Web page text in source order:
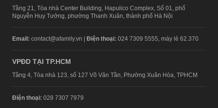
Tầng 21, Tòa nhà Center Building, Hapulico Complex, Số 01, phố
Nguyễn Huy Tưởng, phường Thanh Xuân, thành phố Hà Nội
Email: contact@afamily.vn | Điện thoại: 024 7309 5555, máy lẻ 62.370
VPĐD TẠI TP.HCM
Tầng 4, Tòa nhà 123, số 127 Võ Văn Tần, Phường Xuân Hòa, TPHCM
Điện thoại: 028 7307 7979